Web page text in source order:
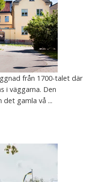
från 1700-talet där
i väggarna. Den
det gamla vå ...